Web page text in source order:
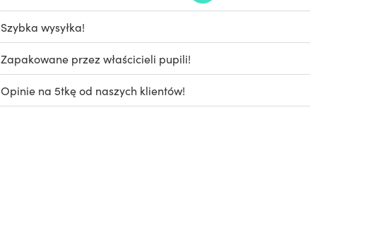
Szybka wysyłka!
Zapakowane przez właścicieli pupili!
Opinie na 5tkę od naszych klientów!